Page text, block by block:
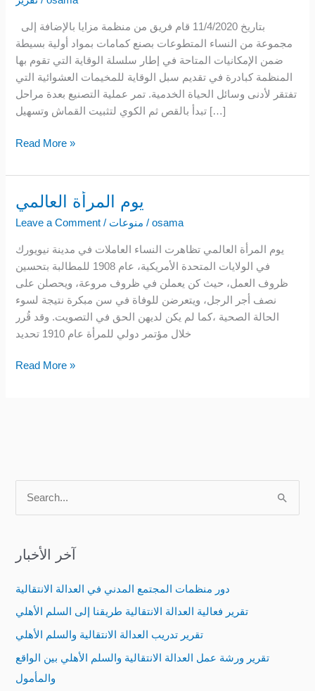
مجموعة من النساء المتطوعات بصنع كمامات بمواد أولية بسيطة
ضمن الإمكانيات المتاحة في إطار سلسلة الوقاية التي تقوم بها
المنظمة كبادرة في تقديم سبل الوقاية للمخيمات العشوائية التي
تفتقر لأدنى وسائل الحياة الخدمية. تمر عملية التصنيع بعدة مراحل
تبدأ بالقص ثم الكوي لتثبيت القماش وتسهيل […]
Read More »
يوم المرأة العالمي
Leave a Comment / منوعات /osama
يوم المرأة العالمي تظاهرت النساء العاملات في مدينة نيويورك
في الولايات المتحدة الأمريكية، عام 1908 للمطالبة بتحسين
ظروف العمل، حيث كن يعملن في ظروف مروعة، ويحصلن على
نصف أجر الرجل، ويتعرضن للوفاة في سن مبكرة نتيجة لسوء
الحالة الصحية ،كما لم يكن لديهن الحق في التصويت. وقد قُرر
خلال مؤتمر دولي للمرأة عام 1910 تحديد
المرأة
Read More »
r
o
r
:
آخر الأخبار
دور منظمات المجتمع المدني في العدالة الانتقالية
تقرير فعالية العدالة الانتقالية طريقنا إلى السلم الأهلي
تقرير تدريب العدالة الانتقالية والسلم الأهلي
تقرير ورشة عمل العدالة الانتقالية والسلم الأهلي بين الواقع
والمأمول